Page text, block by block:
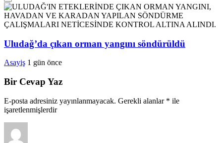
Uludağ’da çıkan orman yangını söndürüldü
Asayiş 1 gün önce
Bir Cevap Yaz
E-posta adresiniz yayınlanmayacak. Gerekli alanlar * ile
işaretlenmişlerdir